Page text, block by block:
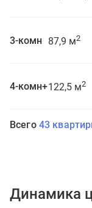
3-комн 87,9 м2
4-комн+122,5 м2
Всего 43
Динамика